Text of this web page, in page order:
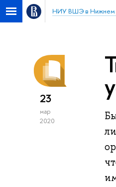
НИУ ВШЭ в Нижнем
23
мар
2020